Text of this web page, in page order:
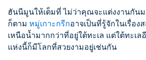
ฮันนีมูนให้เต็มที่ ไม่ว่าคุณจะแต่งงานกัน
ก็ตาม หมู่เกาะกรีกอาจเป็นที่รู้จักในเรื่อง
เหนือน้ำมากกว่าที่อยู่ใต้ทะเล แต่ใต้ทะเล
แห่งนี้ก็มีโลกที่สวยงามอยู่เช่นกัน